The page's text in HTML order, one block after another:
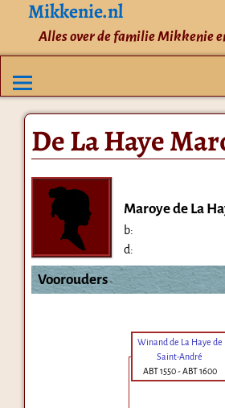
Mikkenie.nl
Alles over de familie Mikkenie
De La Haye
Maroye de La
b:
d:
Voorouders
Winand de La Haye de
Saint-André
ABT 1550-ABT 1600